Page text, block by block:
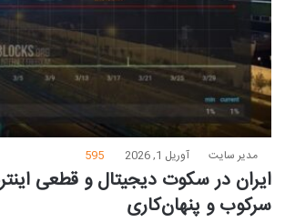
مدیر سایت آوریل 1, 2026 595
ایران در سکوت دیجیتال و قطعی
سرکوب و پنهان‌کاری